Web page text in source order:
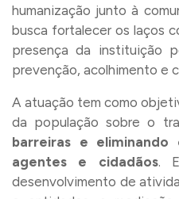
humanização junto à
busca fortalecer os laços
presença da instituição
prevenção, acolhimento e
A atuação tem como
da população sobre o
barreiras e
agentes e cidadãos.
desenvolvimento de